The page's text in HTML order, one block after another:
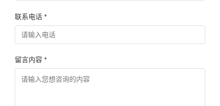
联系电话 *
留言内容 *